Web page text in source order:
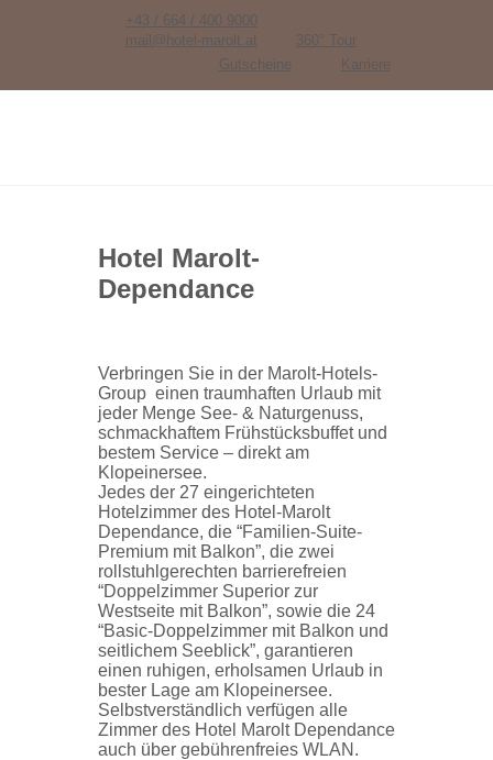
+43 / 664 / 400 9000
mail@hotel-marolt.at
360° Tour
Karriere
Gutscheine
Hotel Marolt-
Dependance
Verbringen Sie in der Marolt-Hotels-
Group einen traumhaften Urlaub mit
jeder Menge See- & Naturgenuss,
schmackhaftem Frühstücksbuffet und
bestem Service – direkt am
Klopeinersee.
Jedes der 27 eingerichteten
Hotelzimmer des Hotel-Marolt
Dependance, die “Familien-Suite-
Premium mit Balkon”, die zwei
rollstuhlgerechten barrierefreien
“Doppelzimmer Superior zur
Westseite mit Balkon”, sowie die 24
“Basic-Doppelzimmer mit Balkon und
seitlichem Seeblick”, garantieren
einen ruhigen, erholsamen Urlaub in
bester Lage am Klopeinersee.
Selbstverständlich verfügen alle
Zimmer des Hotel Marolt Dependance
auch über gebührenfreies WLAN.